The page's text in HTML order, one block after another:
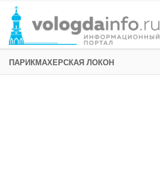
ПАРИКМАХЕРСКАЯ ЛОКОН